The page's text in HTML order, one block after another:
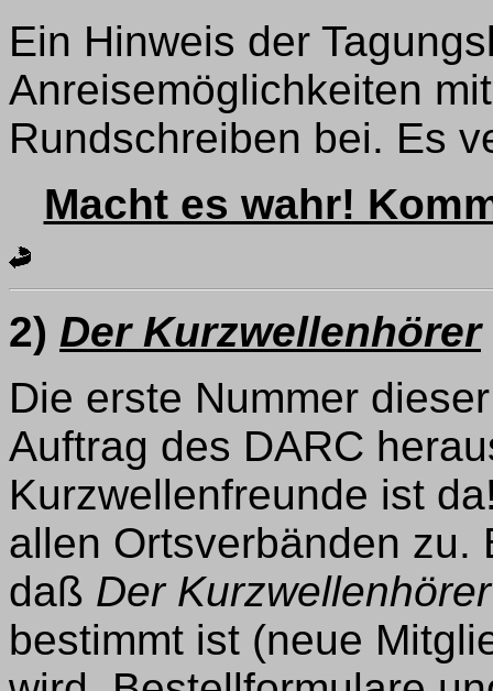
Ein Hinweis der
Anreisemöglichkeiten
Rundschreiben bei. Es
Macht es wahr!
2) Der Kurzwellenhörer
Die erste Nummer
Auftrag des DARC
Kurzwellenfreunde ist
allen Ortsverbänden zu.
daß Der Kurzwellenhörer
bestimmt ist (neue